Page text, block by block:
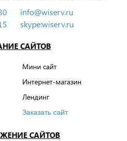
info@wiserv.ru
skype:wiserv.ru
САЙТОВ
Мини сайт
Интернет-магазин
Лендинг
Заказать сайт
САЙТОВ